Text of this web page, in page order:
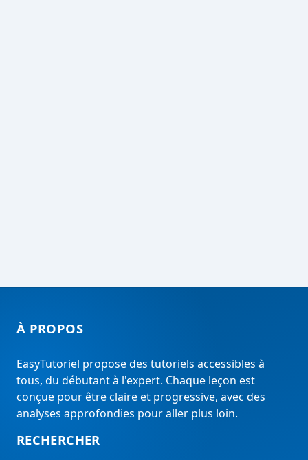
À PROPOS
EasyTutoriel propose des tutoriels accessibles à
tous, du débutant à l'expert. Chaque leçon est
conçue pour être claire et progressive, avec des
analyses approfondies pour aller plus loin.
RECHERCHER